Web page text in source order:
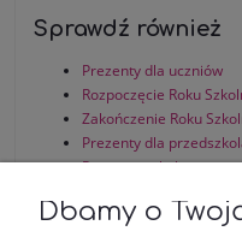
Sprawdź również
Prezenty dla uczniów
Rozpoczęcie Roku
Zakończenie Roku
Prezenty dla
Prezenty szkolne
Dbamy o